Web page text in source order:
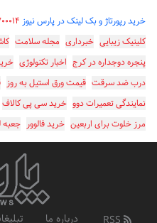
خرید رپورتاژ و بک لینک در پارس نیوز
کلینیک زیبایی خبرداری مجله سلامت
پنجره دوجداره در کرج اخبار تکنولوژی
درب ضد سرقت قیمت ورق استیل به روز
نمایندگی تعمیرات دوو خرید سی پی کالاف
مرز خلوت برای اربعین خرید فالوور جعبه
درباره ما